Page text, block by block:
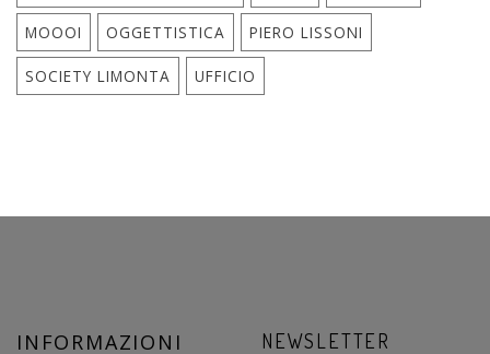
MOOOI OGGETTISTICA PIERO LISSONI
SOCIETY LIMONTA UFFICIO
INFORMAZIONI NEWSLETTER